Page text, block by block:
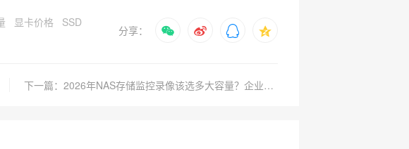
显卡价格
SSD
分享：
下一篇：2026年NAS存储监控录像该选多大容量？企业级硬盘怎么搭配才划算？